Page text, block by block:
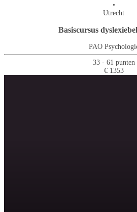
•
Utrecht
Basiscursus
PAO
33 - 61 punten
€ 1353